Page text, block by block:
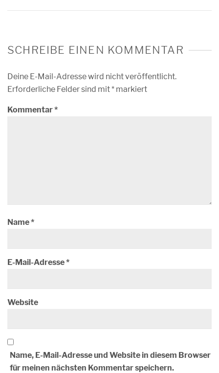
SCHREIBE EINEN KOMMENTAR
Deine E-Mail-Adresse wird nicht veröffentlicht.
Erforderliche Felder sind mit* markiert
Kommentar*
Name*
E-Mail-Adresse*
Website
Name, E-Mail-Adresse und Website in diesem Browser
für meinen nächsten Kommentar speichern.